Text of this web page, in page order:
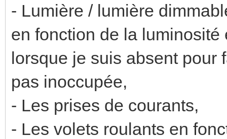
- Lumière / lumière
en fonction de la
lorsque je suis absent pour
pas inoccupée,
- Les prises de courants,
- Les volets roulants en